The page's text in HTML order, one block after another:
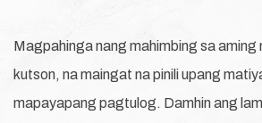
Magpahinga nang mahimbing sa aming
kutson, na maingat na pinili upang
mapayapang pagtulog. Damhin ang